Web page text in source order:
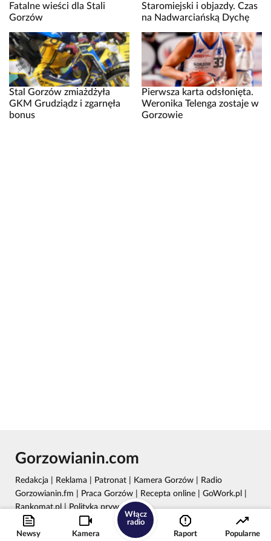
Fatalne wieści dla Stali
Gorzów
Staromiejski i objazdy. Czas
na Nadwarciańską Dychę
Stal Gorzów zmiażdżyła
GKM Grudziądz i zgarnęła
bonus
Pierwsza karta odsłonięta.
Weronika Telenga zostaje w
Gorzowie
Newsy Kamera
Włącz
radio
Raport
Popularne
Gorzowianin.com
Redakcja Reklama Patronat Kamera Gorzów
Radio
Gorzowianin.fm
Praca Gorzów Recepta online GoWork.pl
Rankomat.pl
Polityka prywatności
Wydawca: REC24 Sp. z o.o.